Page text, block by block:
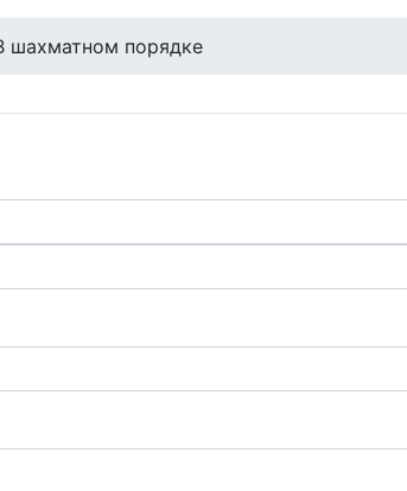
шахматном порядке